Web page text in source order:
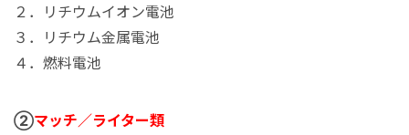
２．リチウムイオン電池
３．リチウム金属電池
４．燃料電池
②マッチ／ライター類